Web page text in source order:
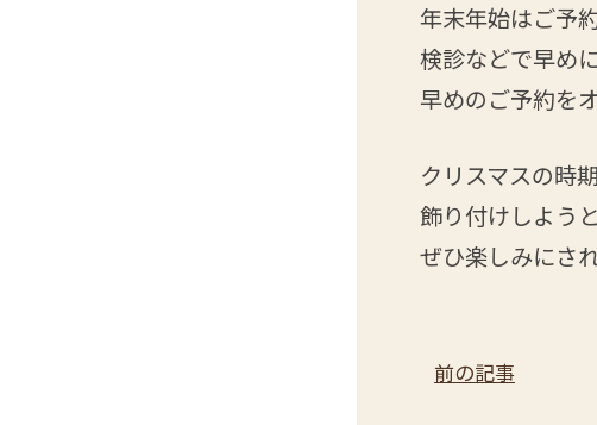
年末年始はご予
検診などで早め
早めのご予約を
クリスマスの時
飾り付けしよう
ぜひ楽しみにさ
前の記事